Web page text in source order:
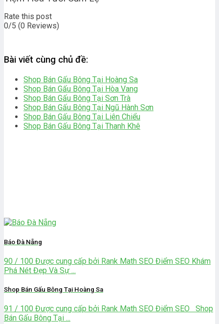
Rate this post
0/5 (0 Reviews)
Bài viết cùng chủ đề:
Shop Bán Gấu Bông Tại Hoàng Sa
Shop Bán Gấu Bông Tại Hòa Vang
Shop Bán Gấu Bông Tại Sơn Trà
Shop Bán Gấu Bông Tại Ngũ Hành Sơn
Shop Bán Gấu Bông Tại Liên Chiểu
Shop Bán Gấu Bông Tại Thanh Khê
Báo Đà Nẵng
90 / 100 Được cung cấp bởi Rank Math SEO Điểm SEO Khám
Phá Nét Đẹp Và Sự ...
Shop Bán Gấu Bông Tại Hoàng Sa
91 / 100 Được cung cấp bởi Rank Math SEO Điểm SEO Shop
Bán Gấu Bông Tại ...